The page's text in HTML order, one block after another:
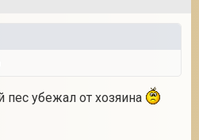
убежал от хозяина